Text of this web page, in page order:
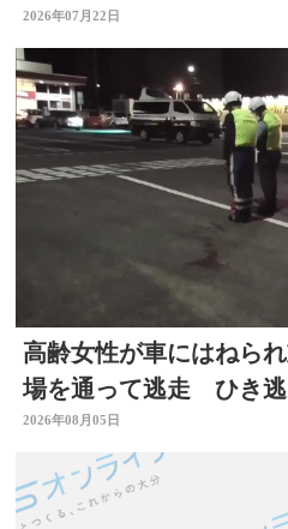
2026年07月22日
高齢女性が車にはねら
場を通って逃走 ひき
大分
2026年08月05日